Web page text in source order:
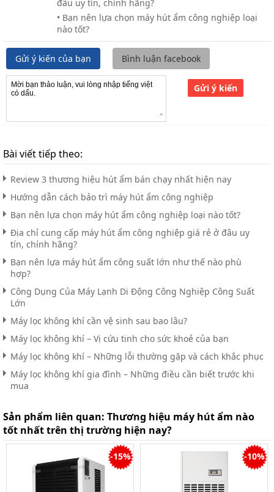
đâu uy tín, chính hãng?
• Bạn nên lựa chọn máy hút ẩm công nghiệp loại
nào tốt?
Gửi ý kiến của bạn Bình luận facebook
Gửi ý kiến
Bài viết tiếp theo:
Review 3 thương hiệu hút ẩm bán chạy nhất hiện nay
Hướng dẫn cách bảo trì máy hút ẩm công nghiệp
Bạn nên lựa chọn máy hút ẩm công nghiệp loại nào tốt?
Địa chỉ cung cấp máy hút ẩm công nghiệp giá rẻ ở đâu uy
tín, chính hãng?
Bạn nên lựa máy hút ẩm công suất lớn như thế nào phù
hợp?
Công Dụng Của Máy Lạnh Di Động Công Nghiệp Công Suất
Lớn
Máy lọc không khí cần vệ sinh sau bao lâu?
Máy lọc không khí – Vị cứu tinh cho sức khoẻ của bạn
Máy lọc không khí – Những lỗi thường gặp và cách khắc phục
Máy lọc không khí gia đình – Những điều cần biết trước khi
mua
Sản phẩm liên quan: Thương hiệu máy hút ẩm nào
tốt nhất trên thị trường hiện nay?
-15% -10%